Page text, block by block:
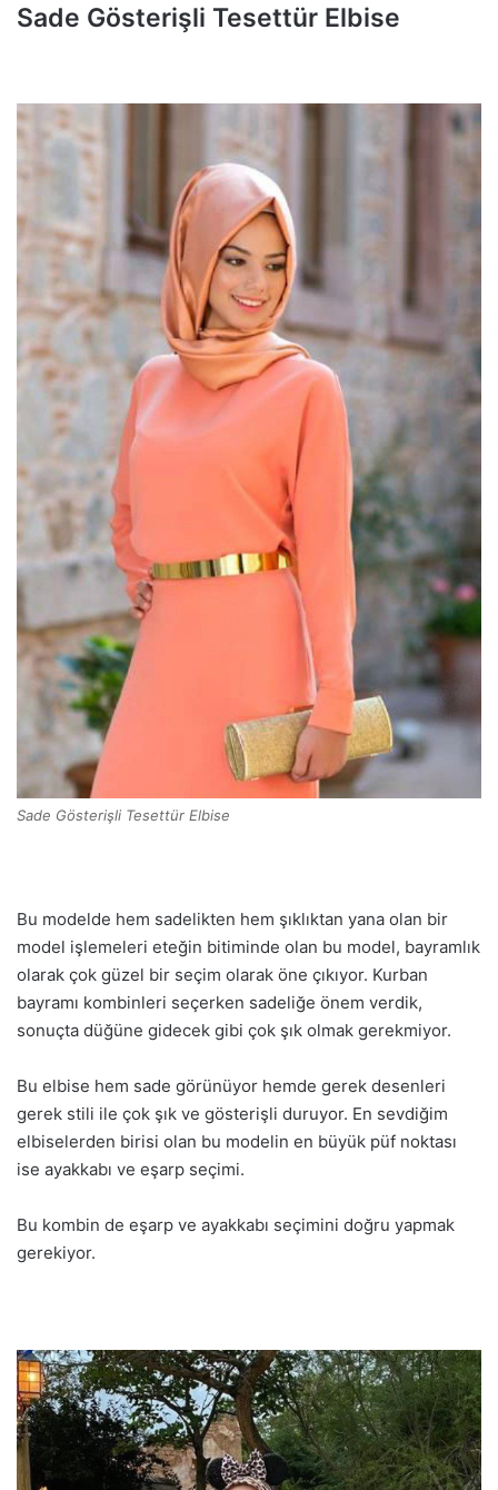
Sade Gösterişli Tesettür Elbise
Sade Gösterişli Tesettür Elbise
Bu modelde hem sadelikten hem şıklıktan yana olan bir
model işlemeleri eteğin bitiminde olan bu model, bayramlık
olarak çok güzel bir seçim olarak öne çıkıyor. Kurban
bayramı kombinleri seçerken sadeliğe önem verdik,
sonuçta düğüne gidecek gibi çok şık olmak gerekmiyor.
Bu elbise hem sade görünüyor hemde gerek desenleri
gerek stili ile çok şık ve gösterişli duruyor. En sevdiğim
elbiselerden birisi olan bu modelin en büyük püf noktası
ise ayakkabı ve eşarp seçimi.
Bu kombin de eşarp ve ayakkabı seçimini doğru yapmak
gerekiyor.